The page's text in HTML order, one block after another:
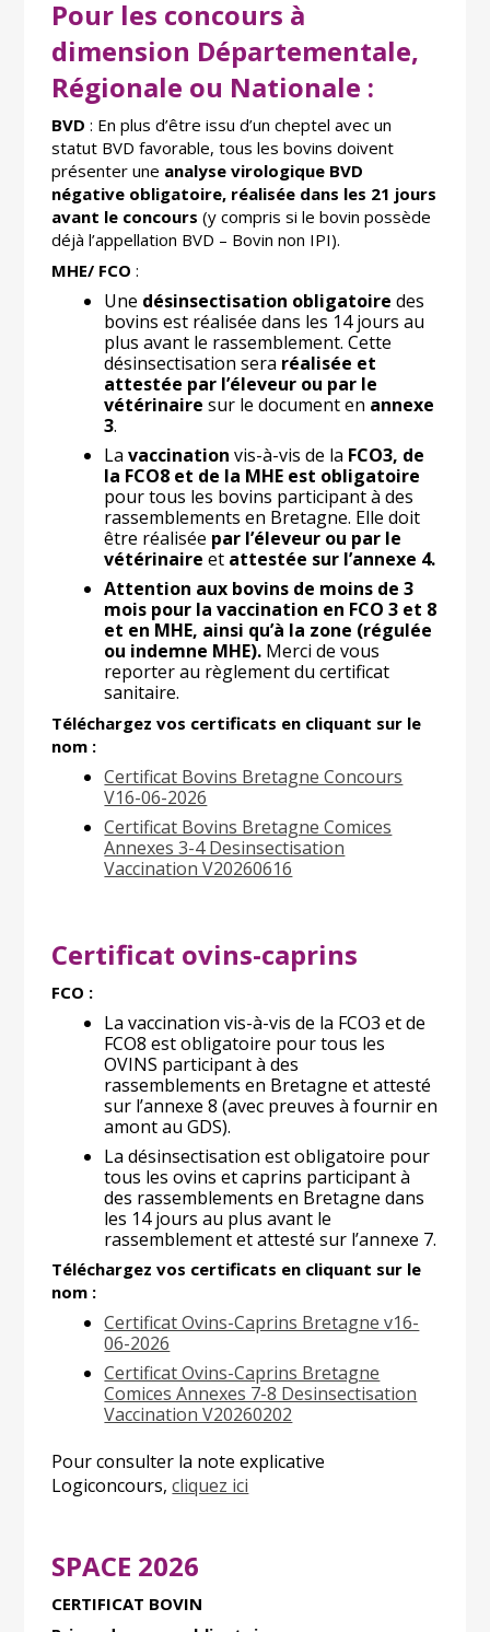
Pour les concours à
dimension Départementale,
Régionale ou Nationale :
BVD : En plus d’être issu d’un cheptel avec un
statut BVD favorable, tous les bovins doivent
présenter une analyse virologique BVD
négative obligatoire, réalisée dans les 21 jours
avant le concours (y compris si le bovin possède
déjà l’appellation BVD – Bovin non IPI).
MHE/ FCO :
Une désinsectisation obligatoire des
bovins est réalisée dans les 14 jours au
plus avant le rassemblement. Cette
désinsectisation sera réalisée et
attestée par l’éleveur ou par le
vétérinaire sur le document en annexe
3.
Lavaccination vis-à-vis de la FCO3, de
la FCO8 et de la MHE est obligatoire
pour tous les bovins participant à des
rassemblements en Bretagne. Elle doit
être réalisée par l’éleveur ou par le
vétérinaireet attestée sur l’annexe 4.
Attention aux bovins de moins de 3
mois pour la vaccination en FCO 3 et 8
et en MHE, ainsi qu’à la zone (régulée
ou indemne MHE). Merci de vous
reporter au règlement du certificat
sanitaire.
Téléchargez vos certificats en cliquant sur le
nom :
Certificat Bovins Bretagne Concours
V16-06-2026
Certificat Bovins Bretagne Comices
Annexes 3-4 Desinsectisation
Vaccination V20260616
Certificat ovins-caprins
FCO :
La vaccination vis-à-vis de la FCO3 et de
FCO8 est obligatoire pour tous les
OVINS participant à des
rassemblements en Bretagne et attesté
sur l’annexe 8 (avec preuves à fournir en
amont au GDS).
La désinsectisation est obligatoire pour
tous les ovins et caprins participant à
des rassemblements en Bretagne dans
les 14 jours au plus avant le
rassemblement et attesté sur l’annexe 7.
Téléchargez vos certificats en cliquant sur le
nom :
Certificat Ovins-Caprins Bretagne v16-
06-2026
Certificat Ovins-Caprins Bretagne
Comices Annexes 7-8 Desinsectisation
Vaccination V20260202
Pour consulter la note explicative
Logiconcours,cliquez ici
SPACE 2026
CERTIFICAT BOVIN